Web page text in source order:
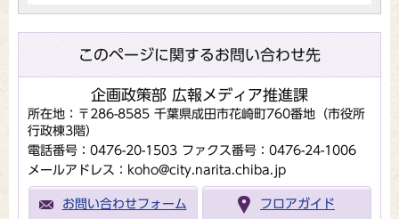
このページに関するお問い合わせ先
企画政策部 広報メディア推進課
所在地：〒286-8585 千葉県成田市花崎町760番地（市役所
行政棟3階）
電話番号：0476-20-1503 ファクス番号：0476-24-1006
メールアドレス：koho@city.narita.chiba.jp
お問い合わせフォーム フロアガイド